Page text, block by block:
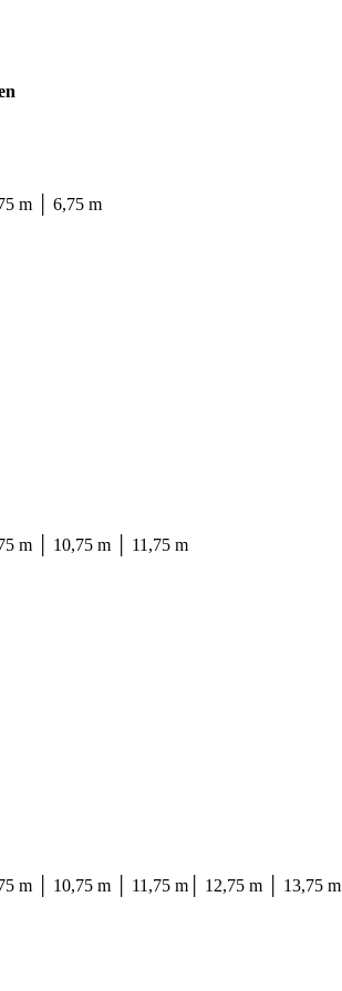
m │ 6,75 m
m │ 10,75 m │ 11,75 m
m │ 10,75 m │ 11,75 m│ 12,75 m │ 13,75 m